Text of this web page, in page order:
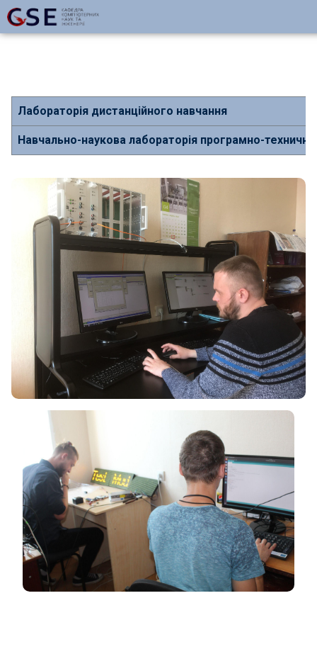
Лабораторія дистанційного навчання
Навчально-наукова лабораторія програмно-